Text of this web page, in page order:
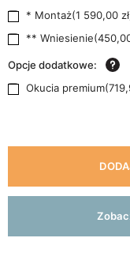
* Montaż(1 590,00 zł
** Wniesienie(
Opcje dodatkowe:
Okucia premium(